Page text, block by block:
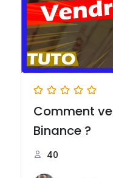
Comment
Binance ?
40